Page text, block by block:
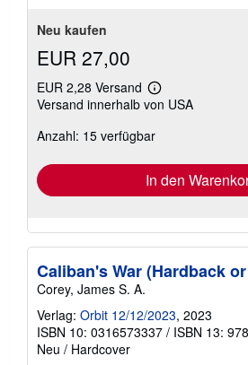
Neu kaufen
EUR 27,00
EUR 2,28 Versand
Weitere
Informationen
Versandkosten
Versand innerhalb von USA
Anzahl: 15 verfügbar
In den
Caliban's War (Hardback
Corey, James S. A.
Verlag: Orbit 12/12/2023, 2023
ISBN 10: 0316573337 / ISBN 13:
Neu / Hardcover